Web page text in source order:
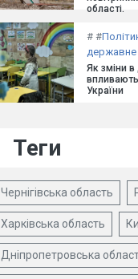
області.
# #
державне
Як зміни в
України
Теги
Чернігівська область
Харківська область
Дніпропетровська